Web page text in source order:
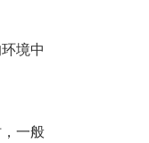
境中
一般